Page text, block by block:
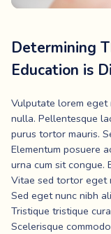
Determining
Education is
Vulputate lorem eget
nulla. Pellentesque
purus tortor mauris.
Elementum posuere
urna cum sit congue.
Vitae sed tortor eget
Sed eget nunc nibh
Tristique tristique
Scelerisque